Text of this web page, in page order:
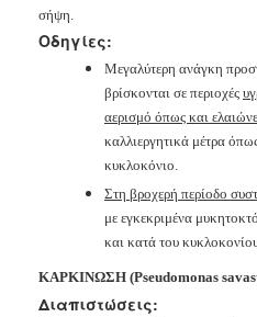
σήψη.
Οδηγίες:
Μεγαλύτερη ανάγκη
βρίσκονται σε περιοχές
αερισμό όπως και
καλλιεργητικά μέτρα
κυκλοκόνιο.
Στη βροχερή περίοδο
με εγκεκριμένα
και κατά του
ΚΑΡΚΙΝΩΣΗ (Pseudomonas
Διαπιστώσεις: